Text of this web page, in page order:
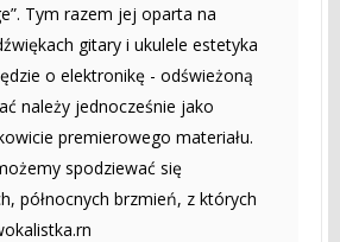
Tym razem jej oparta na
gitary i ukulele estetyka
o elektronikę - odświeżoną
należy jednocześnie jako
premierowego materiału.
spodziewać się
północnych brzmień, z których